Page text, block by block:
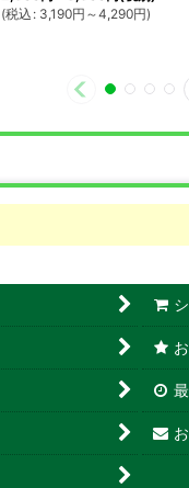
(税込 : 3,190円 ～4,290円)